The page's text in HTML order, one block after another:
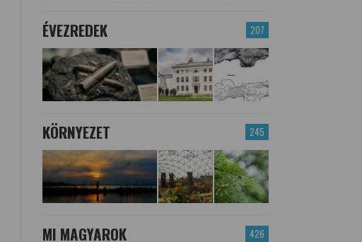
207
ÉVEZREDEK
245
KÖRNYEZET
426
MI MAGYAROK